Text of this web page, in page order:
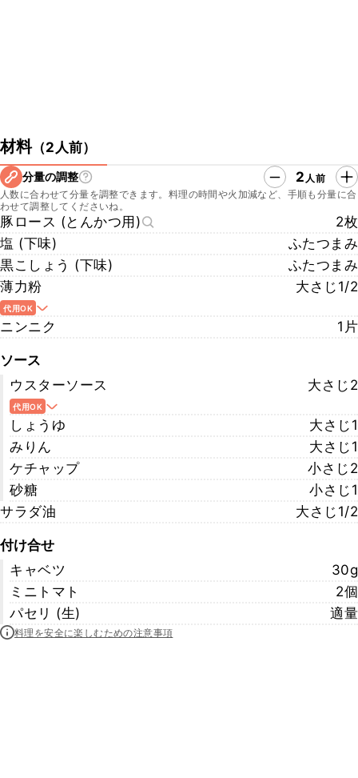
材料（2人前）
分量の調整 2 人前
人数に合わせて分量を調整できます。料理の時間や火加減など、手順も分量に合
わせて調整してくださいね。
豚ロース (とんかつ用)
2枚
塩 (下味)
ふたつまみ
黒こしょう (下味)
ふたつまみ
薄力粉
大さじ1/2
代用OK
ニンニク 1片
ソース
ウスターソース
大さじ2
代用OK
しょうゆ
大さじ1
みりん
大さじ1
ケチャップ
小さじ2
砂糖
小さじ1
サラダ油
大さじ1/2
付け合せ
キャベツ
30g
ミニトマト
2個
パセリ (生)
適量
料理を安全に楽しむための注意事項